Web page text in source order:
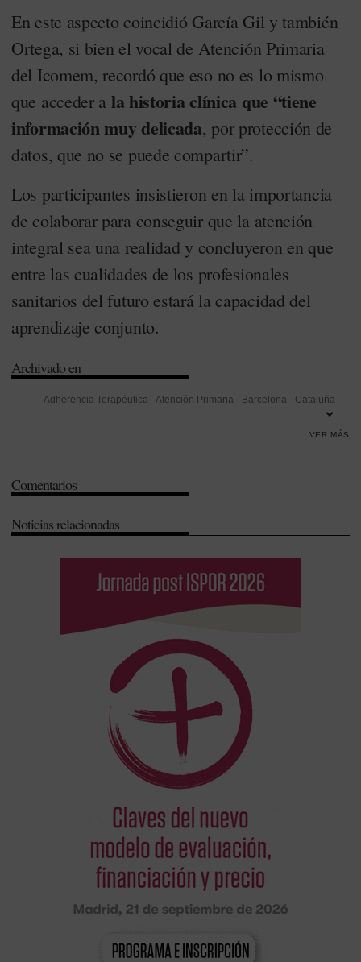
En este aspecto coincidió García Gil y también
Ortega, si bien el vocal de Atención Primaria
del Icomem, recordó que eso no es lo mismo
que acceder a la historia clínica que “tiene
información muy delicada, por protección de
datos, que no se puede compartir”.
Los participantes insistieron en la importancia
de colaborar para conseguir que la atención
integral sea una realidad y concluyeron en que
entre las cualidades de los profesionales
sanitarios del futuro estará la capacidad del
aprendizaje conjunto.
Archivado en
Adherencia Terapéutica - Atención Primaria - Barcelona - Cataluña -
Farmacéutica
VER MÁS
Comentarios
Noticias relacionadas